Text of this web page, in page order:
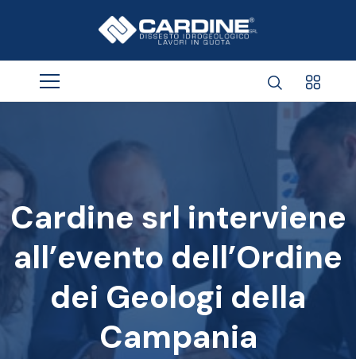
Cardine srl interviene
all’evento dell’Ordine
dei Geologi della
Campania